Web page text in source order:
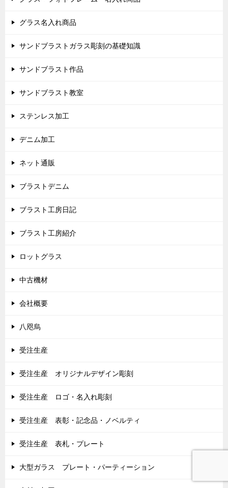
グラス名入れ商品
サンドブラストガラス彫刻の基礎知識
サンドブラスト作品
サンドブラスト教室
ステンレス加工
デニム加工
ネット通販
ブラストデニム
ブラスト工房日記
ブラスト工房紹介
ロットグラス
中古機材
会社概要
八咫烏
受注生産
受注生産 オリジナルデザイン彫刻
受注生産 ロゴ・名入れ彫刻
受注生産 表彰・記念品・ノベルティ
受注生産 表札・プレート
大型ガラス プレート・パーティーション